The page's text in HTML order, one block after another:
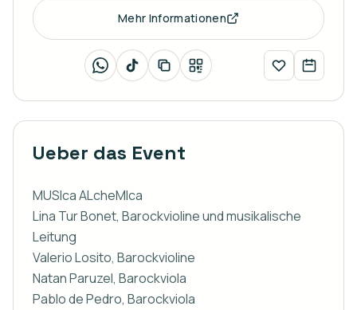
Mehr Informationen
Ueber das Event
MUSIca ALcheMIca
Lina Tur Bonet, Barockvioline und musikalische
Leitung
Valerio Losito, Barockvioline
Natan Paruzel, Barockviola
Pablo de Pedro, Barockviola